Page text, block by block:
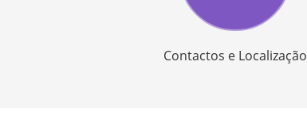
Contactos e Localização